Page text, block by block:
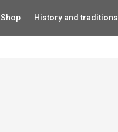
Shop History and traditions